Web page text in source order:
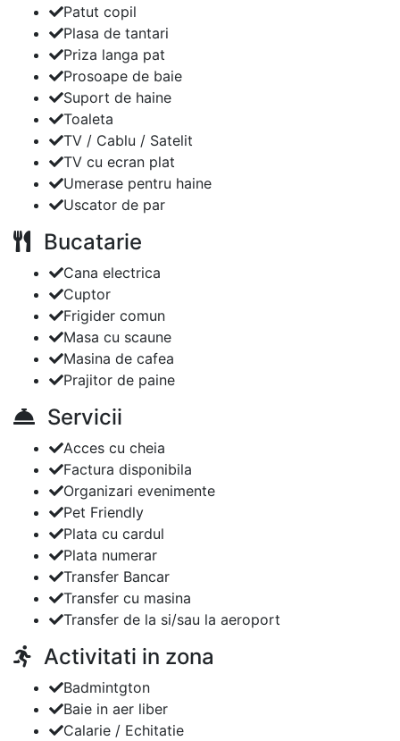
Patut copil
Plasa de tantari
Priza langa pat
Prosoape de baie
Suport de haine
Toaleta
TV / Cablu / Satelit
TV cu ecran plat
Umerase pentru haine
Uscator de par
Bucatarie
Cana electrica
Cuptor
Frigider comun
Masa cu scaune
Masina de cafea
Prajitor de paine
Servicii
Acces cu cheia
Factura disponibila
Organizari evenimente
Pet Friendly
Plata cu cardul
Plata numerar
Transfer Bancar
Transfer cu masina
Transfer de la si/sau la aeroport
Activitati in zona
Badmintgton
Baie in aer liber
Calarie / Echitatie